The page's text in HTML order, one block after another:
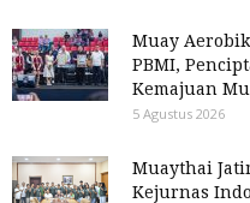
Muay
PBMI,
Kemajuan
5 Agustus 2026
Muaythai
Kejurnas